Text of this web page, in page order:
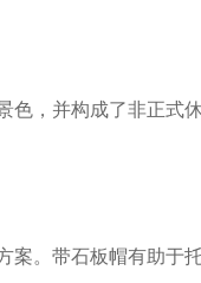
色，并构成了非正式
案。带石板帽有助于